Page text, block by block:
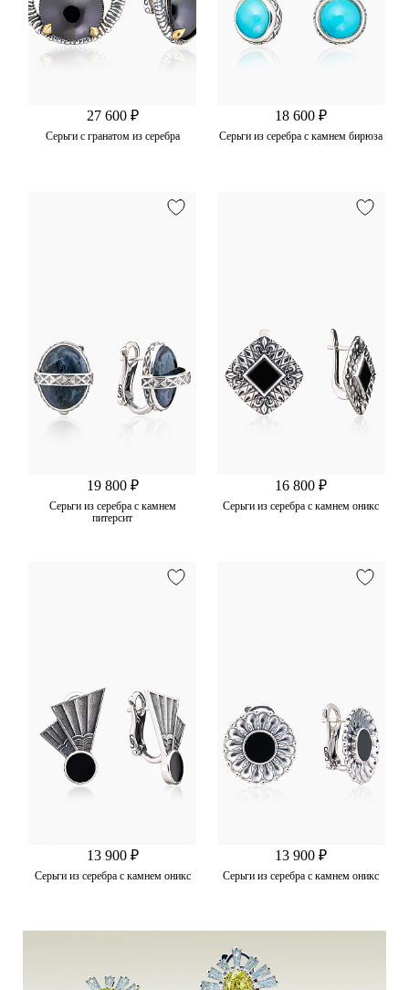
27 600 ₽
Серьги с гранатом из серебра
18 600 ₽
Серьги из серебра с камнем бирюза
19 800 ₽
Серьги из серебра с камнем
питерсит
16 800 ₽
Серьги из серебра с камнем оникс
13 900 ₽
Серьги из серебра с камнем оникс
13 900 ₽
Серьги из серебра с камнем оникс